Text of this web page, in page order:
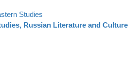
Studies
Russian Literature and Culture